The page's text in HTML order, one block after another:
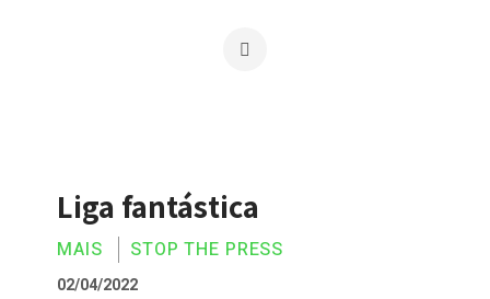
Liga fantástica
MAIS STOP THE PRESS
02/04/2022